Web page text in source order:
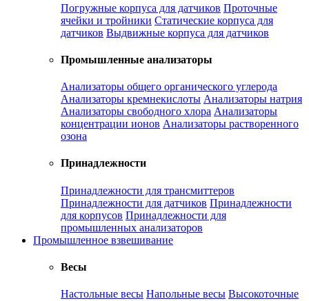
Погружные корпуса для датчиков Проточные
ячейки и тройники Статические корпуса для
датчиков Выдвижные корпуса для датчиков
Промышленные анализаторы
Анализаторы общего органического углерода
Анализаторы кремнекислоты Анализаторы натрия
Анализаторы свободного хлора Анализаторы
концентрации ионов Анализаторы растворенного
озона
Принадлежности
Принадлежности для трансмиттеров
Принадлежности для датчиков Принадлежности
для корпусов Принадлежности для
промышленных анализаторов
Промышленное взвешивание
Весы
Настольные весы Напольные весы Высокоточные